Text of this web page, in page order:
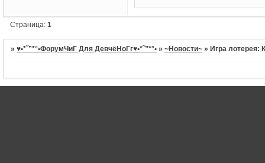
Страница:1
»♥•*˜”*°•ФорумЧиГ Для ДевчёНоГг♥•*˜”*°• »~Новости~ » Игра лотерея: